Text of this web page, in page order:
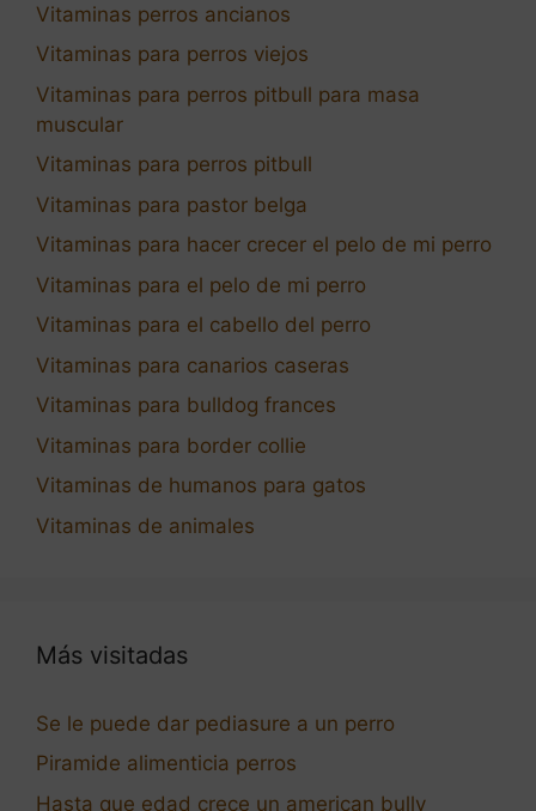
Vitaminas perros ancianos
Vitaminas para perros viejos
Vitaminas para perros pitbull para masa
muscular
Vitaminas para perros pitbull
Vitaminas para pastor belga
Vitaminas para hacer crecer el pelo de mi perro
Vitaminas para el pelo de mi perro
Vitaminas para el cabello del perro
Vitaminas para canarios caseras
Vitaminas para bulldog frances
Vitaminas para border collie
Vitaminas de humanos para gatos
Vitaminas de animales
Más visitadas
Se le puede dar pediasure a un perro
Piramide alimenticia perros
Hasta que edad crece un american bully